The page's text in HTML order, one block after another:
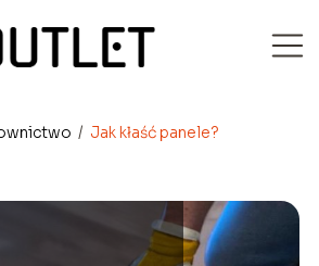
/ Jak kłaść panele?